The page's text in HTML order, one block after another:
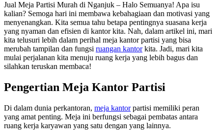
Jual Meja Partisi Murah di Nganjuk – Halo Semuanya! Apa isu
kalian? Semoga hari ini membawa kebahagiaan dan motivasi yang
menyenangkan. Kita semua tahu betapa pentingnya suasana kerja
yang nyaman dan efisien di kantor kita. Nah, dalam artikel ini, mari
kita telusuri lebih dalam perihal meja kantor partisi yang bisa
merubah tampilan dan fungsi ruangan kantorkita. Jadi, mari kita
mulai perjalanan kita menuju ruang kerja yang lebih bagus dan
silahkan teruskan membaca!
Pengertian Meja Kantor Partisi
Di dalam dunia perkantoran, meja kantorpartisi memiliki peran
yang amat penting. Meja ini berfungsi sebagai pembatas antara
ruang kerja karyawan yang satu dengan yang lainnya.